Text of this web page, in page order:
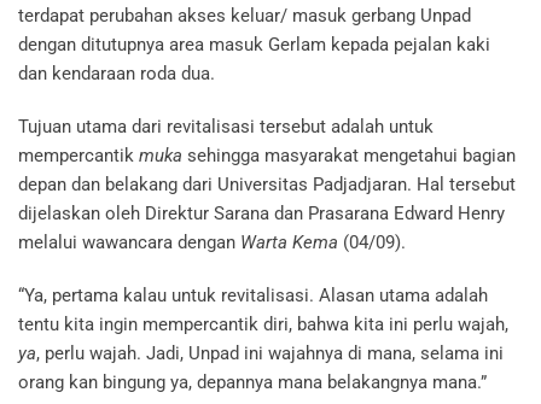
terdapat perubahan akses keluar/ masuk gerbang Unpad
dengan ditutupnya area masuk Gerlam kepada pejalan kaki
dan kendaraan roda dua.
Tujuan utama dari revitalisasi tersebut adalah untuk
mempercantik muka sehingga masyarakat mengetahui bagian
depan dan belakang dari Universitas Padjadjaran. Hal tersebut
dijelaskan oleh Direktur Sarana dan Prasarana Edward Henry
melalui wawancara dengan Warta Kema (04/09).
“Ya, pertama kalau untuk revitalisasi. Alasan utama adalah
tentu kita ingin mempercantik diri, bahwa kita ini perlu wajah,
ya, perlu wajah. Jadi, Unpad ini wajahnya di mana, selama ini
orang kan bingung ya, depannya mana belakangnya mana.”